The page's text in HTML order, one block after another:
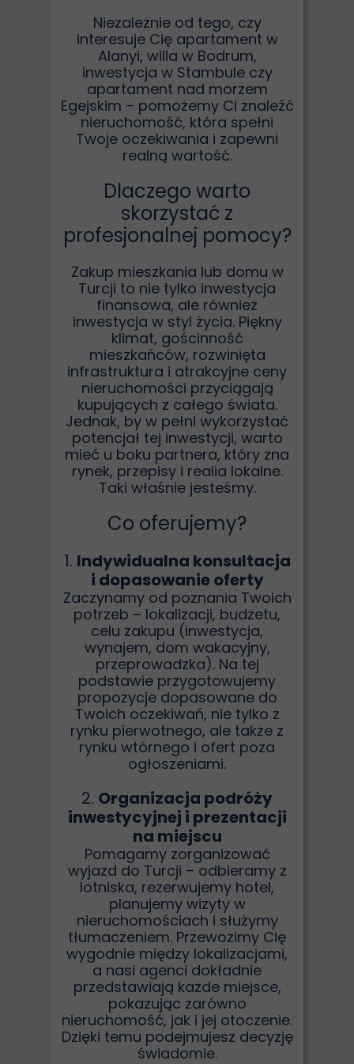
Niezależnie od tego, czy
interesuje Cię apartament w
Alanyi, willa w Bodrum,
inwestycja w Stambule czy
apartament nad morzem
Egejskim – pomożemy Ci znaleźć
nieruchomość, która spełni
Twoje oczekiwania i zapewni
realną wartość.
Dlaczego warto
skorzystać z
profesjonalnej pomocy?
Zakup mieszkania lub domu w
Turcji to nie tylko inwestycja
finansowa, ale również
inwestycja w styl życia. Piękny
klimat, gościnność
mieszkańców, rozwinięta
infrastruktura i atrakcyjne ceny
nieruchomości przyciągają
kupujących z całego świata.
Jednak, by w pełni wykorzystać
potencjał tej inwestycji, warto
mieć u boku partnera, który zna
rynek, przepisy i realia lokalne.
Taki właśnie jesteśmy.
Co oferujemy?
1. Indywidualna konsultacja
i dopasowanie oferty
Zaczynamy od poznania Twoich
potrzeb – lokalizacji, budżetu,
celu zakupu (inwestycja,
wynajem, dom wakacyjny,
przeprowadzka). Na tej
podstawie przygotowujemy
propozycje dopasowane do
Twoich oczekiwań, nie tylko z
rynku pierwotnego, ale także z
rynku wtórnego i ofert poza
ogłoszeniami.
2. Organizacja podróży
inwestycyjnej i prezentacji
na miejscu
Pomagamy zorganizować
wyjazd do Turcji – odbieramy z
lotniska, rezerwujemy hotel,
planujemy wizyty w
nieruchomościach i służymy
tłumaczeniem. Przewozimy Cię
wygodnie między lokalizacjami,
a nasi agenci dokładnie
przedstawiają każde miejsce,
pokazując zarówno
nieruchomość, jak i jej otoczenie.
Dzięki temu podejmujesz decyzję
świadomie.